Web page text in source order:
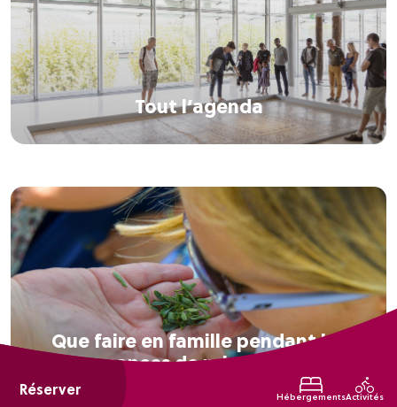
Réserver HébergementsActivités
Tout l’agenda
Que faire en famille pendant les
vacances de printemps ?